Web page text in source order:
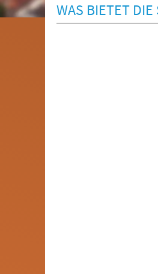
WAS BIETET DIE